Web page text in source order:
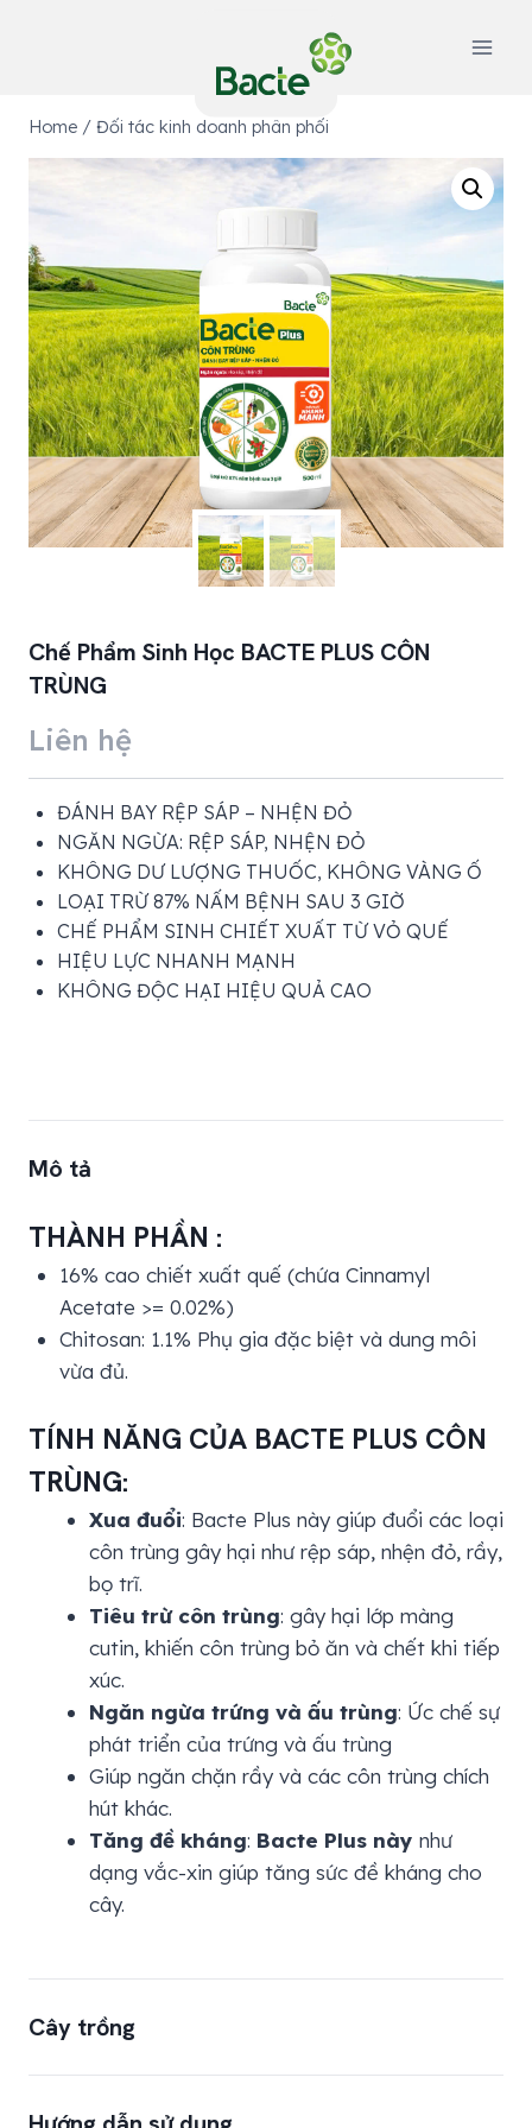
Home / Đối tác kinh doanh phân phối
Chế Phẩm Sinh Học BACTE PLUS CÔN
TRÙNG
Liên hệ
ĐÁNH BAY RỆP SÁP – NHỆN ĐỎ
NGĂN NGỪA: RỆP SÁP, NHỆN ĐỎ
KHÔNG DƯ LƯỢNG THUỐC, KHÔNG VÀNG Ố
LOẠI TRỪ 87% NẤM BỆNH SAU 3 GIỜ
CHẾ PHẨM SINH CHIẾT XUẤT TỪ VỎ QUẾ
HIỆU LỰC NHANH MẠNH
KHÔNG ĐỘC HẠI HIỆU QUẢ CAO
Mô tả
THÀNH PHẦN :
16% cao chiết xuất quế (chứa Cinnamyl
Acetate >= 0.02%)
Chitosan: 1.1% Phụ gia đặc biệt và dung môi
vừa đủ.
TÍNH NĂNG CỦA BACTE PLUS CÔN
TRÙNG:
Xua đuổi: Bacte Plus này giúp đuổi các loại
côn trùng gây hại như rệp sáp, nhện đỏ, rầy,
bọ trĩ.
Tiêu trừ côn trùng: gây hại lớp màng
cutin, khiến côn trùng bỏ ăn và chết khi tiếp
xúc.
Ngăn ngừa trứng và ấu trùng: Ức chế sự
phát triển của trứng và ấu trùng
Giúp ngăn chặn rầy và các côn trùng chích
hút khác.
Tăng đề kháng: Bacte Plus này như
dạng vắc-xin giúp tăng sức đề kháng cho
cây.
Cây trồng
Chôm chôm, Mãng cầu, Nhãn, Vải, Na, Mận,